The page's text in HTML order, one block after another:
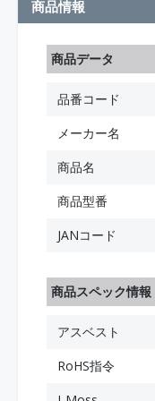
商品情報
商品データ
品番コード
メーカー名
商品名
商品型番
JANコード
商品スペック情報
アスベスト
RoHS指令